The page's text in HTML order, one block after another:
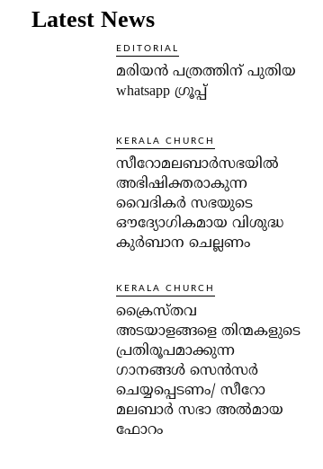
Latest News
EDITORIAL
മരിയൻ പത്രത്തിന് പുതിയ
whatsapp ഗ്രൂപ്പ്
KERALA CHURCH
സീറോമലബാർസഭയിൽ
അഭിഷിക്തരാകുന്ന
വൈദികർ സഭയുടെ
ഔദ്യോഗികമായ വിശുദ്ധ
കുർബാന ചെല്ലണം
KERALA CHURCH
ക്രൈസ്തവ
അടയാളങ്ങളെ തിന്മകളുടെ
പ്രതിരൂപമാക്കുന്ന
ഗാനങ്ങൾ സെൻസർ
ചെയ്യപ്പെടണം/ സീറോ
മലബാർ സഭാ അൽമായ
ഫോറം